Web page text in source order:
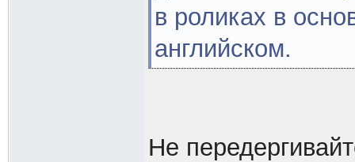
в роликах в
английском.
Не